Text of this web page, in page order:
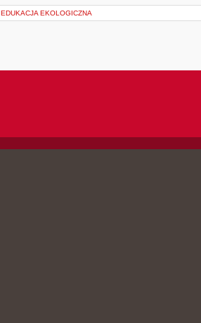
EDUKACJA EKOLOGICZNA